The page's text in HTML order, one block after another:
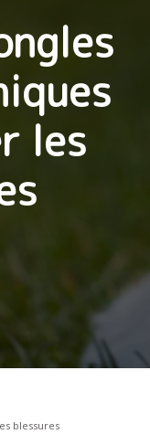
les
blessures